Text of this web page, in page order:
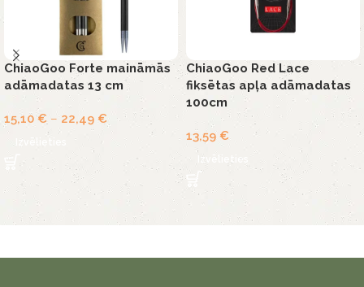
ChiaoGoo Forte maināmās
adāmadatas 13 cm
15,10€ – 22,49 €
Izvēlieties
ChiaoGoo Red Lace
fiksētas apļa adāmadatas
100cm
13,59 €
Izvēlieties